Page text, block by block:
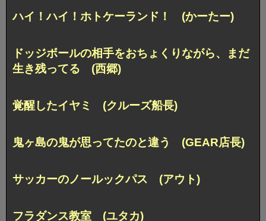
ハイ！ハイ！ホトケーランド！ (かーたー)
ドッジボールの相手をおちょくりながら、まだ
生き残ってる (西郷)
覚醒したイヤミ (クルーズ船長)
鬼ヶ島の鬼が思ってたのと違う (GEAR店長)
サッカーのノールックパス (アウト)
フラダンス教室 (ユタカ)